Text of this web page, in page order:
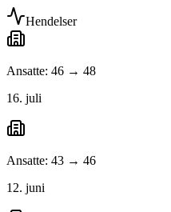
Hendelser
Ansatte: 46 → 48
16. juli
Ansatte: 43 → 46
12. juni